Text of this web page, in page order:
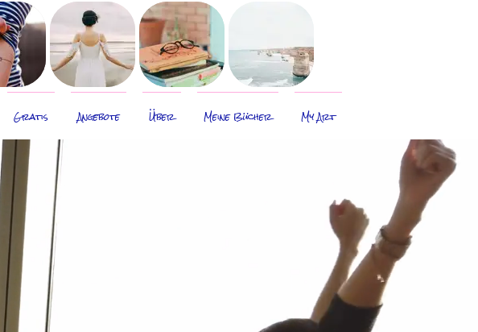
Gratis Angebote Über Meine Bücher My Art